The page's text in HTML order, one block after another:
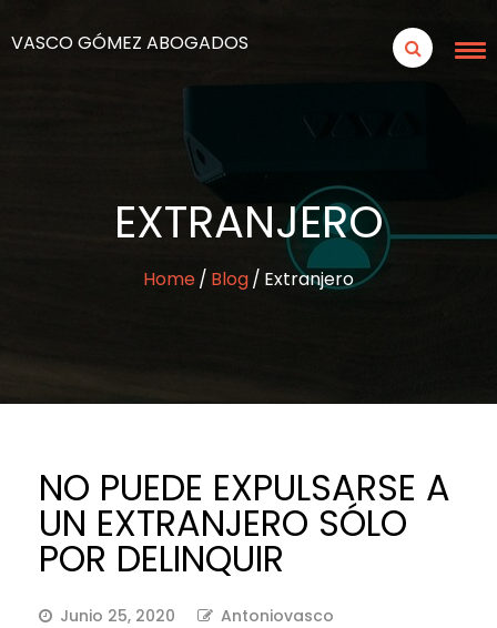
VASCO GÓMEZ ABOGADOS
EXTRANJERO
Home Blog Extranjero
NO PUEDE EXPULSARSE A
UN EXTRANJERO SÓLO
POR DELINQUIR
Junio 25, 2020 Antoniovasco